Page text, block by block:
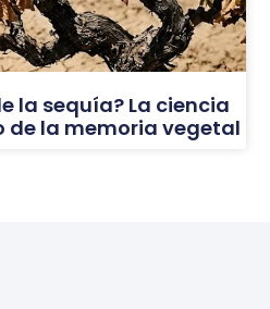
la sequía? La ciencia
de la memoria vegetal